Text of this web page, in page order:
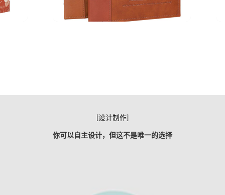
[设计制作]
你可以自主设计，但这不是唯一的选择